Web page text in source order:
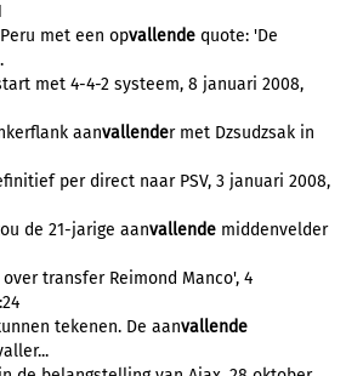
met een opvallende quote: 'De
met 4-4-2 systeem, 8 januari 2008,
aanvallender met Dzsudzsak in
per direct naar PSV, 3 januari 2008,
de 21-jarige aanvallende middenvelder
over transfer Reimond Manco', 4
tekenen. De aanvallende